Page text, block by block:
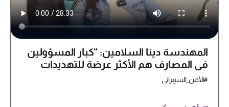
المهندسة دينا السلامين: “كبار المسؤولين
في المصارف هم الأكثر عرضة للتهديدات
السيبرانية”
#الأمن_السيبراني